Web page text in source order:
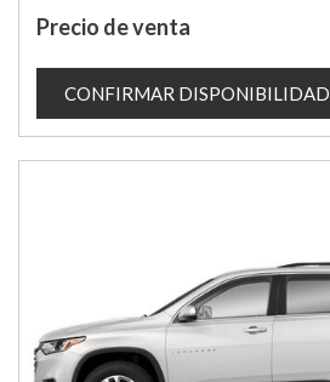
Precio de venta
CONFIRMAR DISPONIBILIDAD